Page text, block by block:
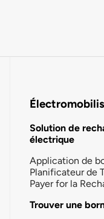
Solution de
électrique
Application de
Planificateur de
Payer for la
Trouver une